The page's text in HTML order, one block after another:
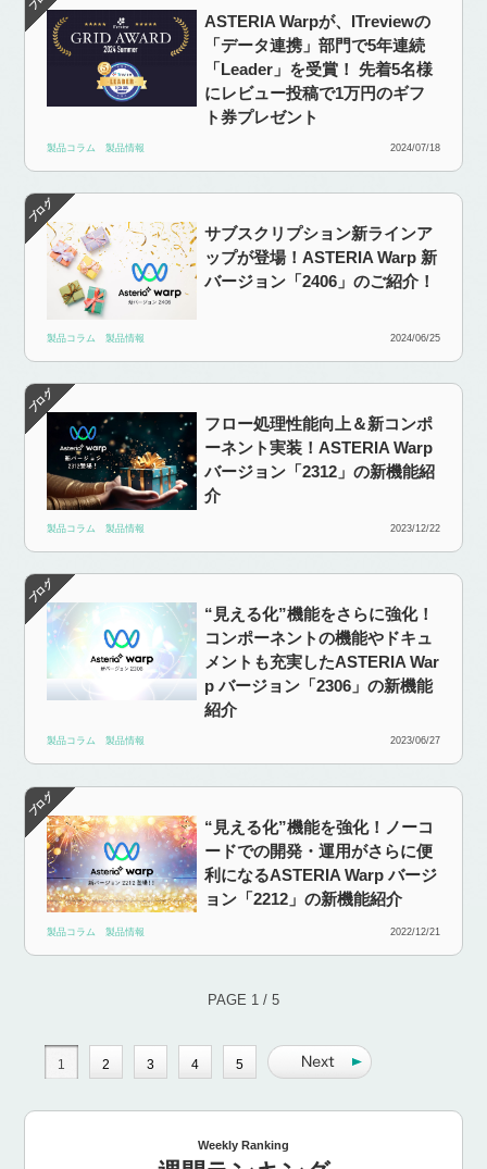
ASTERIA Warpが、ITreviewの
「データ連携」部門で5年連続
「Leader」を受賞！ 先着5名様
にレビュー投稿で1万円のギフ
ト券プレゼント
製品コラム 製品情報 2024/07/18
サブスクリプション新ラインア
ップが登場！ASTERIA Warp 新
バージョン「2406」のご紹介！
製品コラム 製品情報 2024/06/25
フロー処理性能向上＆新コンポ
ーネント実装！ASTERIA Warp
バージョン「2312」の新機能紹
介
製品コラム 製品情報 2023/12/22
“見える化”機能をさらに強化！
コンポーネントの機能やドキュ
メントも充実したASTERIA War
p バージョン「2306」の新機能
紹介
製品コラム 製品情報 2023/06/27
“見える化”機能を強化！ノーコ
ードでの開発・運用がさらに便
利になるASTERIA Warp バージ
ョン「2212」の新機能紹介
製品コラム 製品情報 2022/12/21
PAGE 1 / 5
1 2 3 4 5
Weekly Ranking